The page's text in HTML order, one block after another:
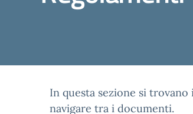
In questa sezione si
navigare tra i documenti.